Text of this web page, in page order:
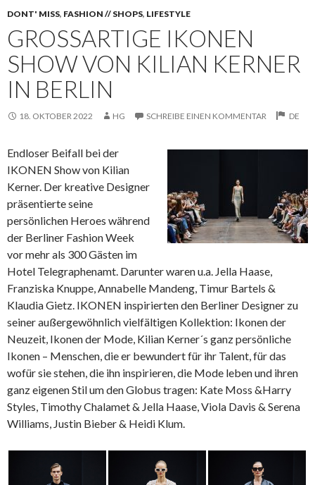
DONT' MISS, FASHION // SHOPS, LIFESTYLE
GROSSARTIGE IKONEN S
HOW VON KILIAN KERNER I
N BERLIN
18. OKTOBER 2022 HG SCHREIBE EINEN KOMMENTAR DE
Endloser Beifall bei der
IKONEN Show von Kilian
Kerner. Der kreative Designer
präsentierte seine
persönlichen Heroes während
der Berliner Fashion Week
vormehr als 300 Gästen im
Hotel Telegraphenamt. Darunter waren u.a. Jella Haase,
Franziska Knuppe, Annabelle Mandeng, Timur Bartels &
Klaudia Gietz. IKONEN inspirierten den Berliner Designer zu
seiner außergewöhnlich vielfältigen Kollektion: Ikonen der
Neuzeit, Ikonen der Mode, Kilian Kerner´s ganz persönliche
Ikonen – Menschen, die er bewundert für ihr Talent, für das
wofür sie stehen, die ihn inspirieren, die Mode leben und ihren
ganz eigenen Stil um den Globus tragen: Kate Moss &Harry
Styles, Timothy Chalamet & Jella Haase, Viola Davis & Serena
Williams, Justin Bieber & Heidi Klum.